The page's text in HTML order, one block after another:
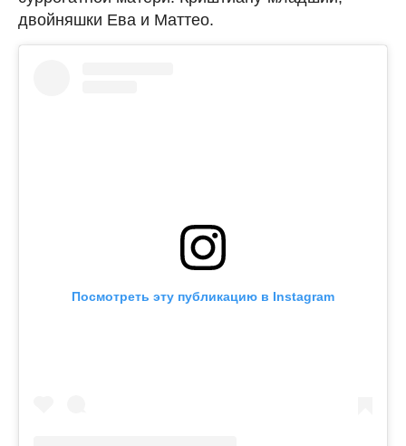
двойняшки Ева и Маттео.
Посмотреть эту публикацию в Instagram